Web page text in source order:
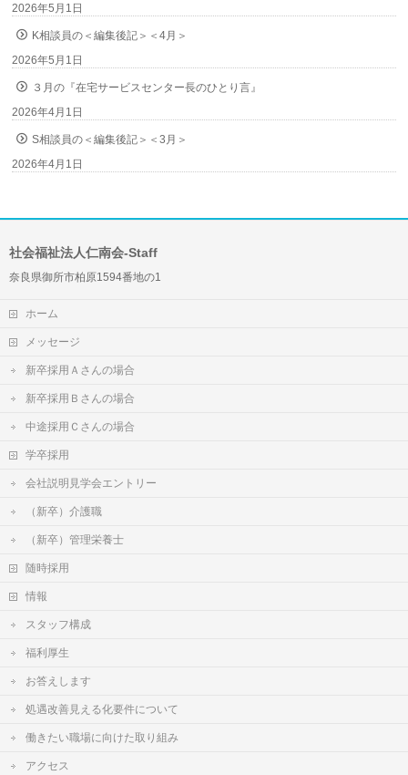
2026年5月1日
K相談員の＜編集後記＞＜4月＞
2026年5月1日
３月の『在宅サービスセンター長のひとり言』
2026年4月1日
S相談員の＜編集後記＞＜3月＞
2026年4月1日
社会福祉法人仁南会-Staff
奈良県御所市柏原1594番地の1
ホーム
メッセージ
新卒採用Ａさんの場合
新卒採用Ｂさんの場合
中途採用Ｃさんの場合
学卒採用
会社説明見学会エントリー
（新卒）介護職
（新卒）管理栄養士
随時採用
情報
スタッフ構成
福利厚生
お答えします
処遇改善見える化要件について
働きたい職場に向けた取り組み
アクセス